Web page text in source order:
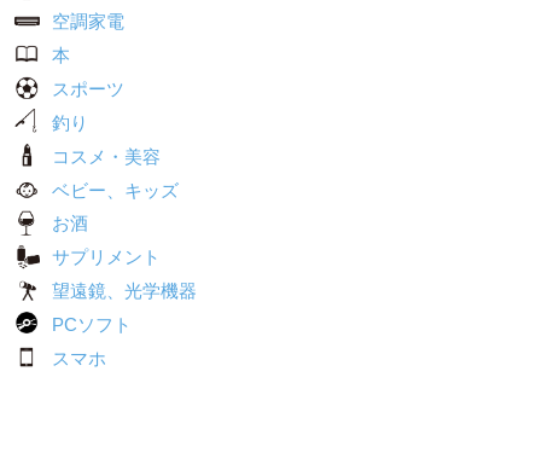
空調家電
本
スポーツ
釣り
コスメ・美容
ベビー、キッズ
お酒
サプリメント
望遠鏡、光学機器
PCソフト
スマホ